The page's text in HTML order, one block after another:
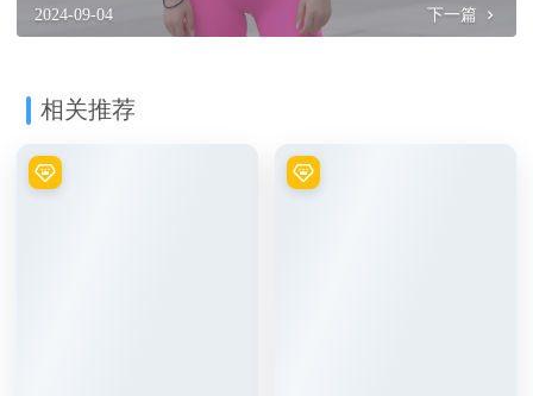
2024-09-04 下一篇
相关推荐